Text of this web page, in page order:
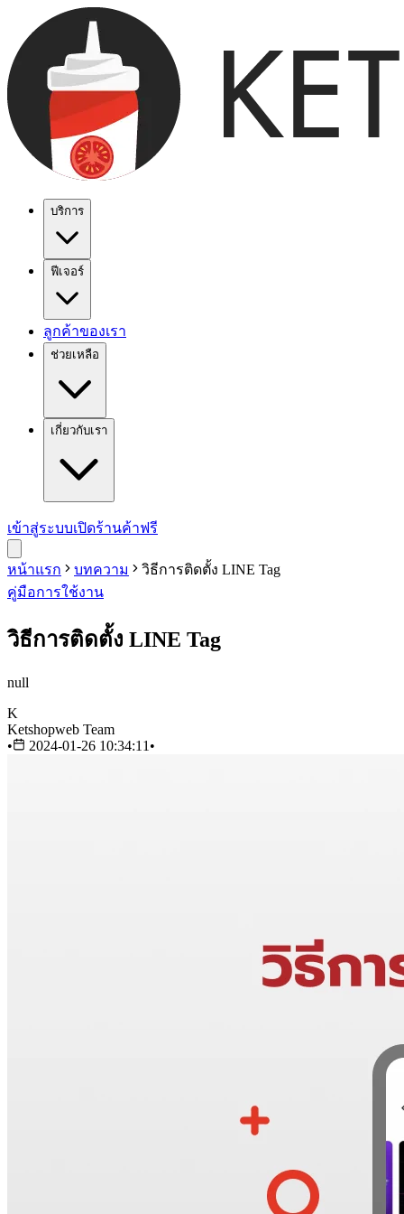
บริการ
ฟีเจอร์
ลูกค้าของเรา
ช่วยเหลือ
เกี่ยวกับเรา
เข้าสู่ระบบเปิดร้านค้าฟรี
หน้าแรก บทความ
วิธีการติดตั้ง LINE Tag
คู่มือการใช้งาน
วิธีการติดตั้ง LINE Tag
null
K
Ketshopweb Team
•
2024-01-26 10:34:11 •